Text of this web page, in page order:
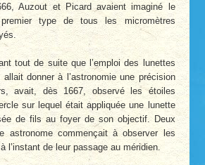
Auzout et Picard avaient imaginé le
type de tous les micromètres
tout de suite que l’emploi des lunettes
donner à l’astronomie une précision
avait, dès 1667, observé les étoiles
sur lequel était appliquée une lunette
de fils au foyer de son objectif. Deux
astronome commençait à observer les
l’instant de leur passage au méridien.